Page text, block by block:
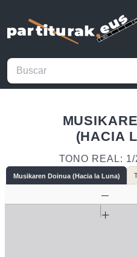
(HACIA
TONO REAL:
Musikaren Doinua (Hacia la Luna)